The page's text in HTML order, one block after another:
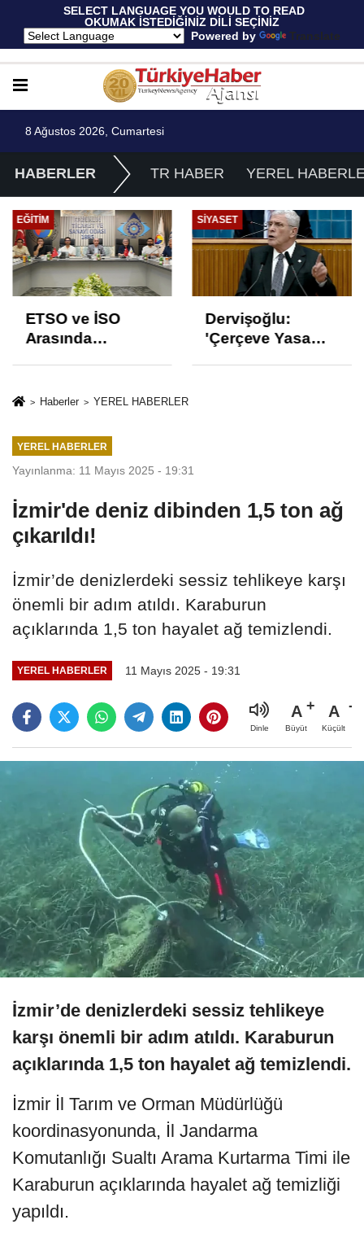
SELECT LANGUAGE YOU WOULD TO READ
OKUMAK İSTEDİĞİNİZ DİLİ SEÇİNİZ
Powered by
Translate
8 Ağustos 2026, Cumartesi
HABERLER TR HABER YEREL
EĞITIM
ETSO ve İSO
Arasında
Protokolü
SIYASET
Dervişoğlu:
'Çerçeve Yasa
Haberler YEREL HABERLER
YEREL HABERLER
Yayınlanma: 11 Mayıs 2025 - 19:31
İzmir'de deniz dibinden 1,5 ton ağ
çıkarıldı!
İzmir’de denizlerdeki sessiz tehlikeye karşı
önemli bir adım atıldı. Karaburun
açıklarında 1,5 ton hayalet ağ temizlendi.
YEREL HABERLER 11 Mayıs 2025 - 19:31
Dinle
A
Büyüt
A
Küçült
İzmir’de denizlerdeki sessiz tehlikeye
karşı önemli bir adım atıldı. Karaburun
açıklarında 1,5 ton hayalet ağ temizlendi.
İzmir İl Tarım ve Orman Müdürlüğü
koordinasyonunda, İl Jandarma
Komutanlığı Sualtı Arama Kurtarma Timi ile
Karaburun açıklarında hayalet ağ temizliği
yapıldı.